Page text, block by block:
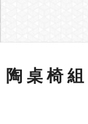
陶桌椅組